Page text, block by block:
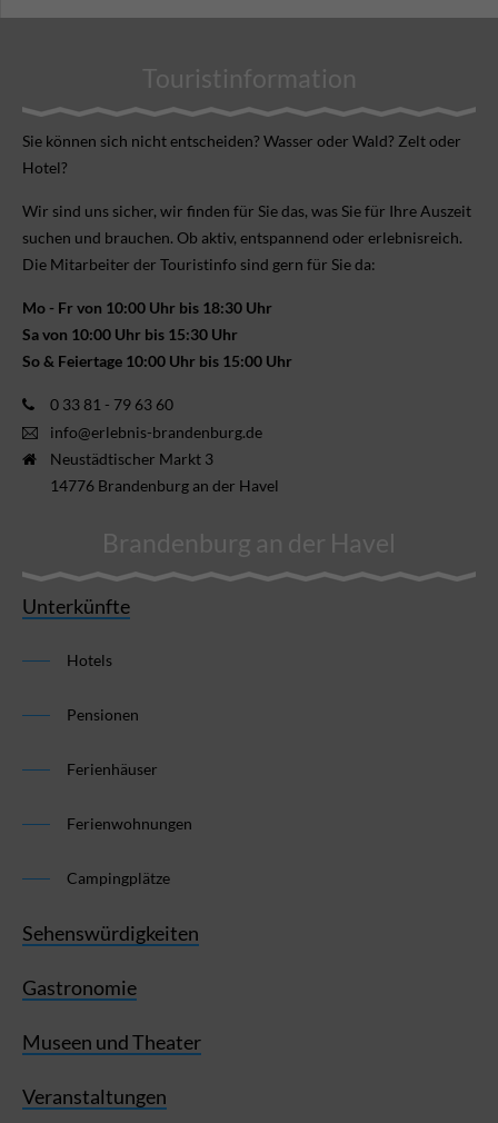
Touristinformation
Sie können sich nicht ent­scheiden? Wasser oder Wald? Zelt oder
Hotel?
Wir sind uns sicher, wir finden für Sie das, was Sie für Ihre Aus­zeit
suchen und brauchen. Ob aktiv, ent­spannend oder erlebnis­reich.
Die Mitarbeiter der Touristinfo sind gern für Sie da:
Mo - Fr von 10:00 Uhr bis 18:30 Uhr
Sa von 10:00 Uhr bis 15:30 Uhr
So & Feiertage 10:00 Uhr bis 15:00 Uhr
0 33 81 - 79 63 60
info@erlebnis-brandenburg.de
Neustädtischer Markt 3
14776 Brandenburg an der Havel
Brandenburg an der Havel
Unterkünfte
Hotels
Pensionen
Ferienhäuser
Ferienwohnungen
Campingplätze
Sehenswürdigkeiten
Gastronomie
Museen und Theater
Veranstaltungen